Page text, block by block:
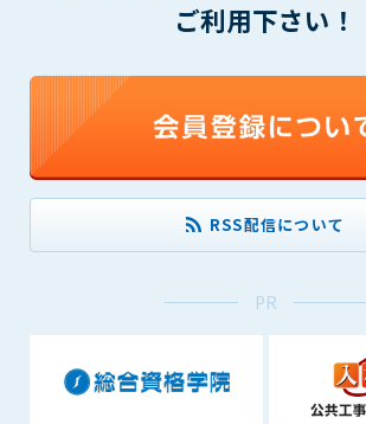
ご利用下さい！
RSS配信について
PR
(1) 第三者または管理者の著作権、その他知的
(3) 第三者または管理者を誹謗中傷する行為
(4) 有害なコンピュータプログラム等を送信又
(5) 第三者に不利益を与える行為
(6) 管理者が承認していない営利を目的とした
(7) 公序良俗に反する行為
(8) 犯罪的行為に結びつく行為
(10) 建設資料館から知り得た情報及びダウン
を、営利を目的として第三者に転売し、
に第三者に提供すること